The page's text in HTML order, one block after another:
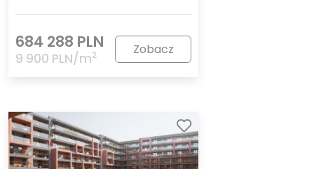
684 288 PLN
9 900 PLN/m2 Zobacz